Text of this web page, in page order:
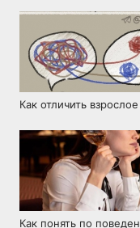
Как отличить
Как понять по